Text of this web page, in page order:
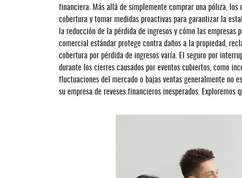
financiera. Más allá de simplemente comprar una póliza, los
cobertura y tomar medidas proactivas para garantizar la
la reducción de la pérdida de ingresos y cómo las empresas
comercial estándar protege contra daños a la propiedad,
cobertura por pérdida de ingresos varía. El seguro por
durante los cierres causados por eventos cubiertos, como
fluctuaciones del mercado o bajas ventas generalmente no
su empresa de reveses financieros inesperados. Exploremos